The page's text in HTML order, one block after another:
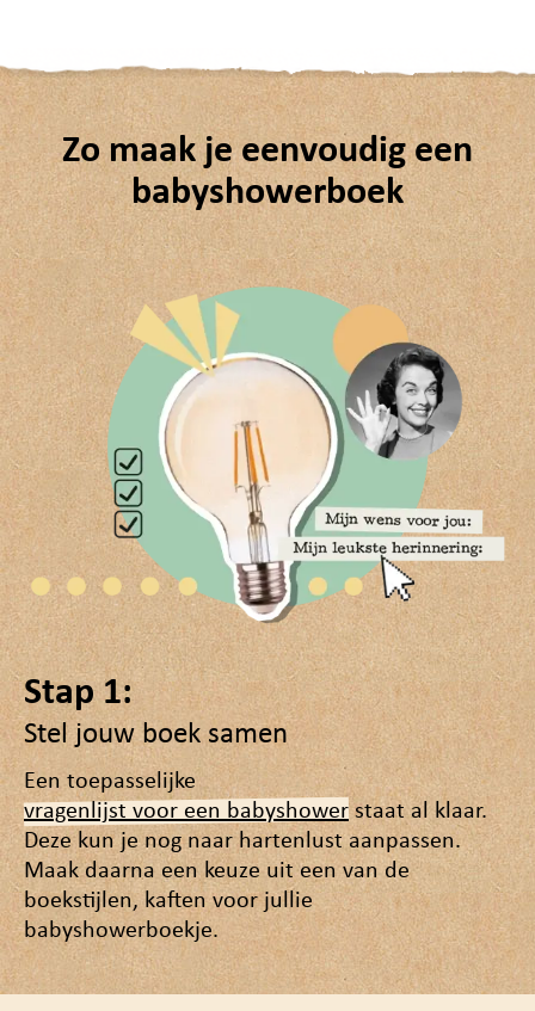
Zo maak je eenvoudig een
babyshowerboek
Stap 1:
Stel jouw boek samen
Een toepasselijke
vragenlijst voor een babyshowerstaat al klaar.
Deze kun je nog naar hartenlust aanpassen.
Maak daarna een keuze uit een van de
boekstijlen, kaften voor jullie
babyshowerboekje.